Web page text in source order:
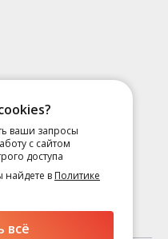
ваши запросы
с сайтом
доступа
в Политике
всё